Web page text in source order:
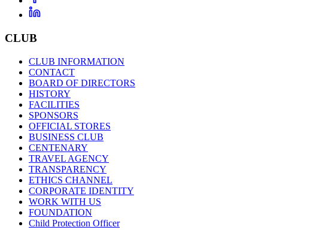
CLUB
CLUB INFORMATION
CONTACT
BOARD OF DIRECTORS
HISTORY
FACILITIES
SPONSORS
OFFICIAL STORES
BUSINESS CLUB
CENTENARY
TRAVEL AGENCY
TRANSPARENCY
ETHICS CHANNEL
CORPORATE IDENTITY
WORK WITH US
FOUNDATION
Child Protection Officer